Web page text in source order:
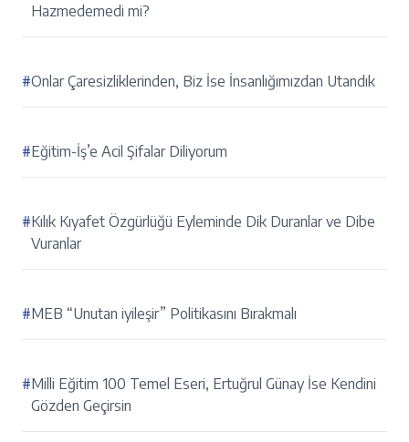
Hazmedemedi mi?
#Onlar Çaresizliklerinden, Biz İse İnsanlığımızdan Utandık
#Eğitim-İş’e Acil Şifalar Diliyorum
#Kılık Kıyafet Özgürlüğü Eyleminde Dik Duranlar ve Dibe
Vuranlar
#MEB “Unutan iyileşir” Politikasını Bırakmalı
#Milli Eğitim 100 Temel Eseri, Ertuğrul Günay İse Kendini
Gözden Geçirsin